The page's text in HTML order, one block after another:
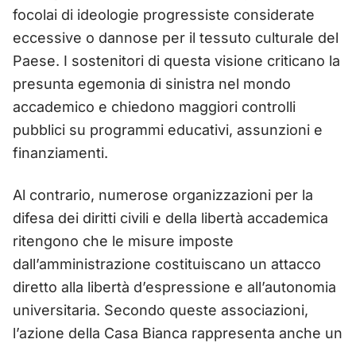
focolai di ideologie progressiste considerate
eccessive o dannose per il tessuto culturale del
Paese. I sostenitori di questa visione criticano la
presunta egemonia di sinistra nel mondo
accademico e chiedono maggiori controlli
pubblici su programmi educativi, assunzioni e
finanziamenti.
Al contrario, numerose organizzazioni per la
difesa dei diritti civili e della libertà accademica
ritengono che le misure imposte
dall’amministrazione costituiscano un attacco
diretto alla libertà d’espressione e all’autonomia
universitaria. Secondo queste associazioni,
l’azione della Casa Bianca rappresenta anche un